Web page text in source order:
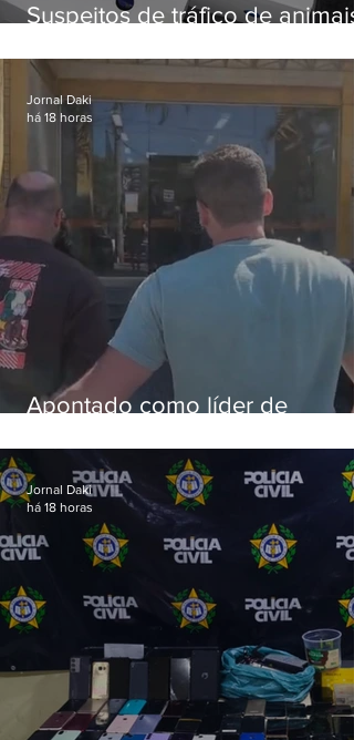
Suspeitos de tráfico de animais
aves
Apontado como líder de
aposentados é preso
Jornal Daki
há 18 horas
Jornal Daki
há 18 horas